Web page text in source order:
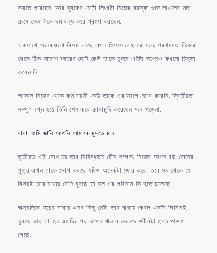
করতে পারছেন. আর যুবকের মোটা লিংগটা নিজের বয়স্কা গুদে লাঙলের মত
চেষে ফেলাটাকে দম বন্ধ করে গ্রহণ করছেন.
একসাথে অনেকগুলো বিষয় চলছে এখন মিসেস রেহানার মনে. প্রথমমত নিজের
থেকে ঠিক সাতাশ বছরের ছোট কেউ তাকে চুদবে এইটা সপ্নেও কখনো চিন্তা
করেন নি.
আসলে নিজের থেকে কম বয়সী কেউ তাকে এর আগে ভোগ করেনি. দ্বিতীয়ত
সম্পূর্ণ নগ্ন হয়ে তিনি শেষ কবে চোদাচুদি করেছেন মনে পড়েনা.
বাবা আমি জানি আপনি আমাকে চুদতে চান
তৃতীয়ত এটা বোধ হয় তার নিষিদ্ধতম যৌন সম্পর্ক. নিজের আপন বড় বোনের
পুত্র এখন তাকে ভোগ করছে যদিও অনেকটা জোর করে. তবে সব থেকে যে
বিষয়টা তার মাথায় বেশি ঘুরছে তা হল এর পরিনাম কি হতে চলেছে.
অন্যদিকে জয়ের মাথায় এসব কিছু নেই. তার মাথায় কেবল একটা জিনিসই
ঘুরছে আর তা হল এতদিন পর আপন খালার লদলদে শরীরটা হাতে পাওয়া
গেছে.